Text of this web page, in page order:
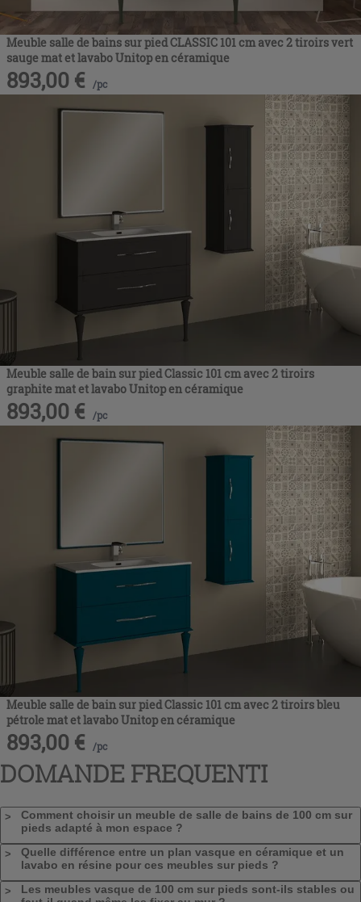
Meuble salle de bains sur pied CLASSIC 101 cm avec 2 tiroirs vert
sauge mat et lavabo Unitop en céramique
893,00 € /pc
Meuble salle de bain sur pied Classic 101 cm avec 2 tiroirs
graphite mat et lavabo Unitop en céramique
893,00 € /pc
Meuble salle de bain sur pied Classic 101 cm avec 2 tiroirs bleu
pétrole mat et lavabo Unitop en céramique
893,00 € /pc
DOMANDE FREQUENTI
Comment choisir un meuble de salle de bains de 100 cm sur
pieds adapté à mon espace ?
Quelle différence entre un plan vasque en céramique et un
lavabo en résine pour ces meubles sur pieds ?
Les meubles vasque de 100 cm sur pieds sont-ils stables ou